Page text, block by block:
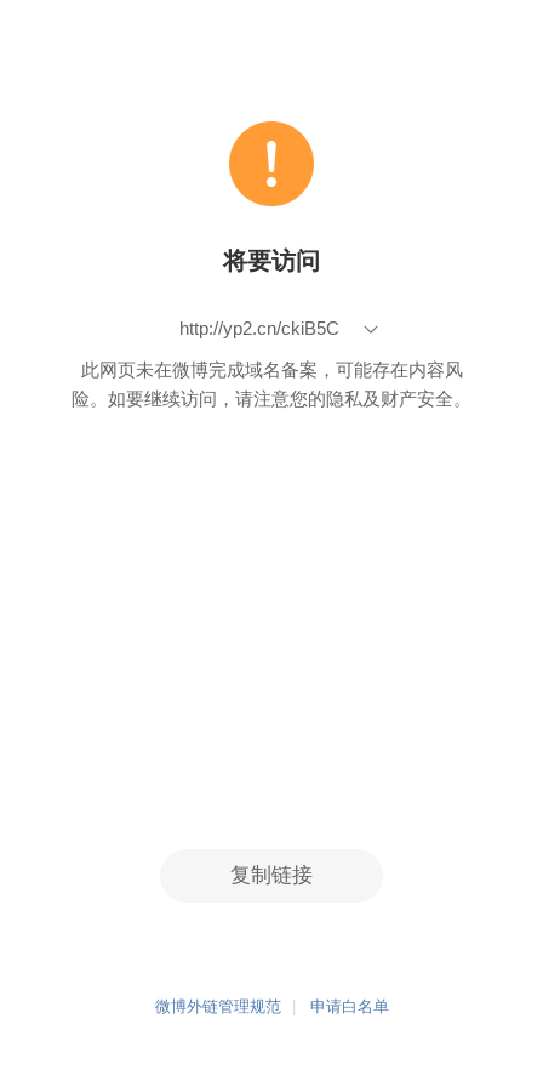
将要访问
http://yp2.cn/ckiB5C
此网页未在微博完成域名备案，可能存在内容风
险。如要继续访问，请注意您的隐私及财产安全。
复制链接
微博外链管理规范 申请白名单